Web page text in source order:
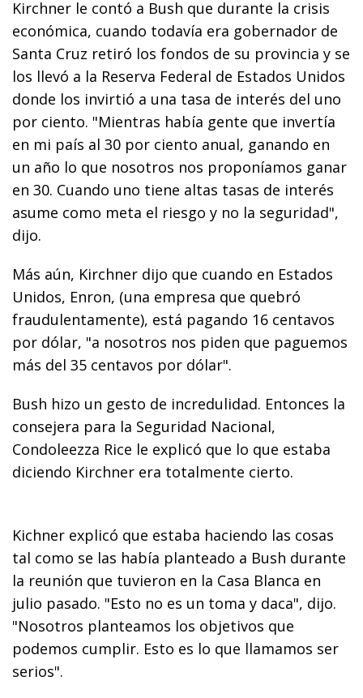
Kirchner le contó a Bush que durante la crisis
económica, cuando todavía era gobernador de
Santa Cruz retiró los fondos de su provincia y se
los llevó a la Reserva Federal de Estados Unidos
donde los invirtió a una tasa de interés del uno
por ciento. "Mientras había gente que invertía
en mi país al 30 por ciento anual, ganando en
un año lo que nosotros nos proponíamos ganar
en 30. Cuando uno tiene altas tasas de interés
asume como meta el riesgo y no la seguridad",
dijo.
Más aún, Kirchner dijo que cuando en Estados
Unidos, Enron, (una empresa que quebró
fraudulentamente), está pagando 16 centavos
por dólar, "a nosotros nos piden que paguemos
más del 35 centavos por dólar".
Bush hizo un gesto de incredulidad. Entonces la
consejera para la Seguridad Nacional,
Condoleezza Rice le explicó que lo que estaba
diciendo Kirchner era totalmente cierto.
Kichner explicó que estaba haciendo las cosas
tal como se las había planteado a Bush durante
la reunión que tuvieron en la Casa Blanca en
julio pasado. "Esto no es un toma y daca", dijo.
"Nosotros planteamos los objetivos que
podemos cumplir. Esto es lo que llamamos ser
serios".